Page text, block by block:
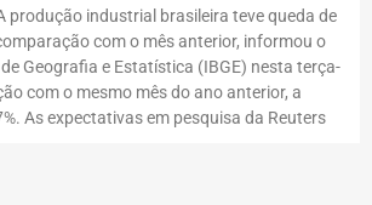
produção industrial brasileira teve queda de
com o mês anterior, informou o
Geografia e Estatística (IBGE) nesta terça-
com o mesmo mês do ano anterior, a
As expectativas em pesquisa da Reuters